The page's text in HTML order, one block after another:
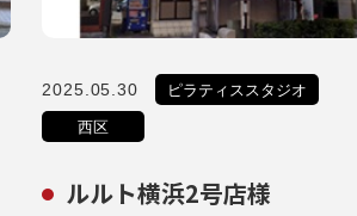
2025.05.30 ピラティススタジオ
西区
ルルト横浜2号店様